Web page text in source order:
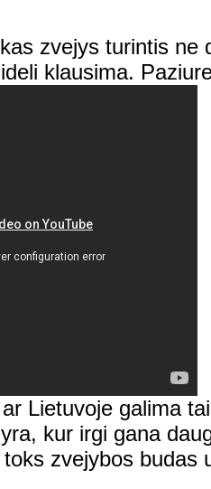
zvejys turintis ne
klausima.
Lietuvoje galima
kur irgi gana
zvejybos budas